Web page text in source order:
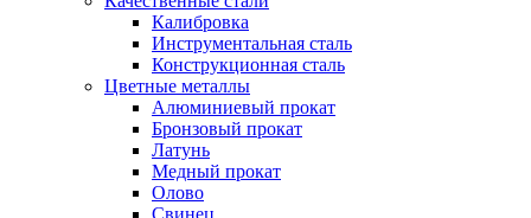
Калибровка
Инструментальная сталь
Конструкционная сталь
Цветные металлы
Алюминиевый прокат
Бронзовый прокат
Латунь
Медный прокат
Олово
Свинец